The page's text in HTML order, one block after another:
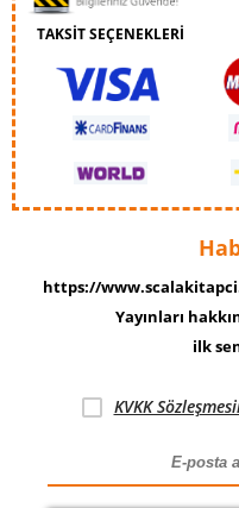
TAKSİT SEÇENEKLERİ
https://
Yayınları
ilk
KVKK